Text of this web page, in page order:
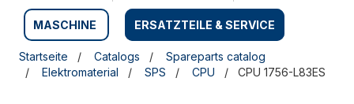
MASCHINE ERSATZTEILE & SERVICE
Startseite Catalogs
Spareparts catalog
Elektromaterial
SPS CPU CPU 1756-L83ES